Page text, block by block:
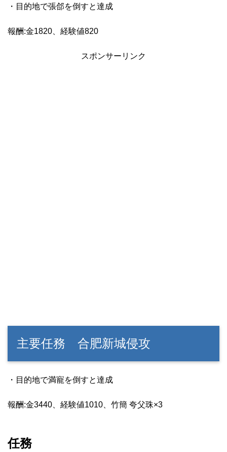
・目的地で張郃を倒すと達成
報酬:金1820、経験値820
スポンサーリンク
主要任務 合肥新城侵攻
・目的地で満寵を倒すと達成
報酬:金3440、経験値1010、竹簡 夸父珠×3
任務